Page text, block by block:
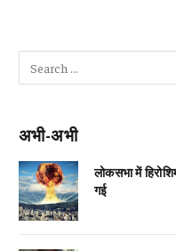
अभी-अभी
लोकसभा में
गई